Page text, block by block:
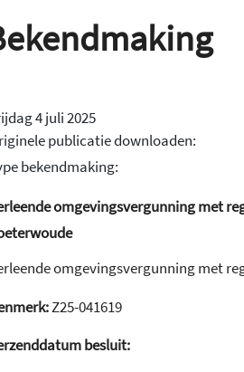
4 juli 2025
publicatie downloaden:
bekendmaking:
omgevingsvergunning met
omgevingsvergunning met
Z25-041619
besluit: